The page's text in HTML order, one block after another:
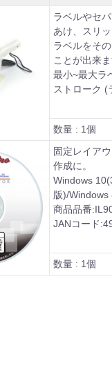
ラベルやセ
あけ、スリ
ラベルをそ
ことが出来ま
最小~最大ラ
ストローク (
※マックス純
重量:370g
数量 : 1個
固定レイア
作成に。
Windows
版)/
商品品番
JANコード
数量 : 1個